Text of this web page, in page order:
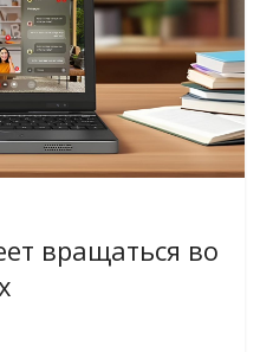
вращаться во